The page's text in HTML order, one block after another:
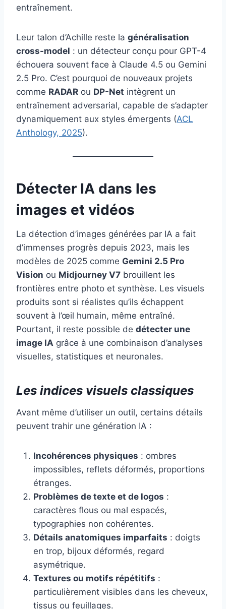
entraînement.
Leur talon d’Achille reste la généralisation
cross-model : un détecteur conçu pour GPT-4
échouera souvent face à Claude 4.5 ou Gemini
2.5 Pro. C’est pourquoi de nouveaux projets
comme RADAR ou DP-Net intègrent un
entraînement adversarial, capable de s’adapter
dynamiquement aux styles émergents (ACL
Anthology, 2025).
Détecter IA dans les
images et vidéos
La détection d’images générées par IA a fait
d’immenses progrès depuis 2023, mais les
modèles de 2025 comme Gemini 2.5 Pro
Vision ou Midjourney V7 brouillent les
frontières entre photo et synthèse. Les visuels
produits sont si réalistes qu’ils échappent
souvent à l’œil humain, même entraîné.
Pourtant, il reste possible de détecter une
image IA grâce à une combinaison d’analyses
visuelles, statistiques et neuronales.
Les indices visuels classiques
Avant même d’utiliser un outil, certains détails
peuvent trahir une génération IA :
Incohérences physiques : ombres
impossibles, reflets déformés, proportions
étranges.
Problèmes de texte et de logos :
caractères flous ou mal espacés,
typographies non cohérentes.
Détails anatomiques imparfaits : doigts
en trop, bijoux déformés, regard
asymétrique.
Textures ou motifs répétitifs :
particulièrement visibles dans les cheveux,
tissus ou feuillages.